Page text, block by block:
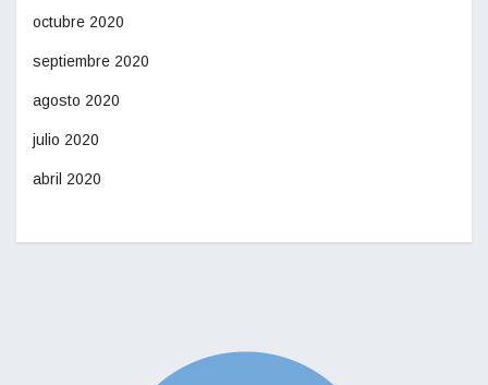
octubre 2020
septiembre 2020
agosto 2020
julio 2020
abril 2020